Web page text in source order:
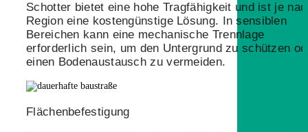
Schotter bietet eine hohe Tragfähigkeit und ist je
Region eine kostengünstige Lösung. In sensiblen
Bereichen kann eine mechanische Trennlage
erforderlich sein, um den Untergrund zu schützen
einen Bodenaustausch zu vermeiden.
Flächenbefestigung